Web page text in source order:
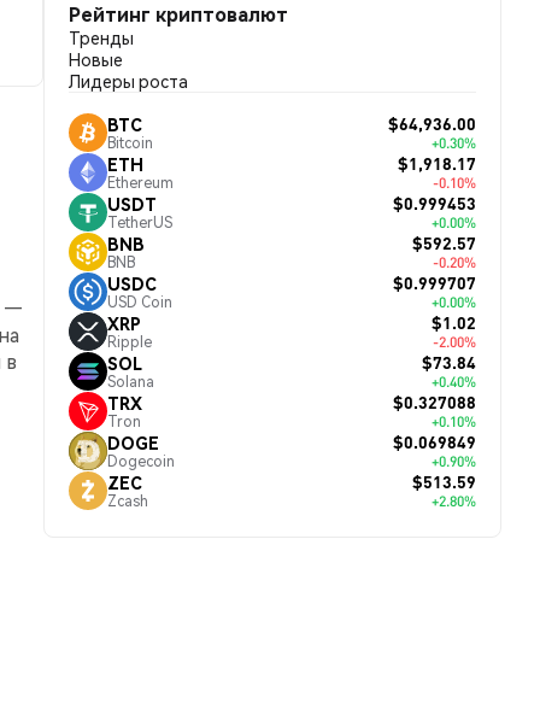
—
в
Рейтинг криптовалют
Тренды
Новые
Лидеры роста
BTC
Bitcoin
$64,936.00
+0.30%
ETH
Ethereum
$1,918.17
-0.10%
USDT
TetherUS
$0.999453
+0.00%
BNB
BNB
$592.57
-0.20%
USDC
USD Coin
$0.999707
+0.00%
XRP
Ripple
$1.02
-2.00%
SOL
Solana
$73.84
+0.40%
TRX
Tron
$0.327088
+0.10%
DOGE
Dogecoin
$0.069849
+0.90%
ZEC
Zcash
$513.59
+2.80%